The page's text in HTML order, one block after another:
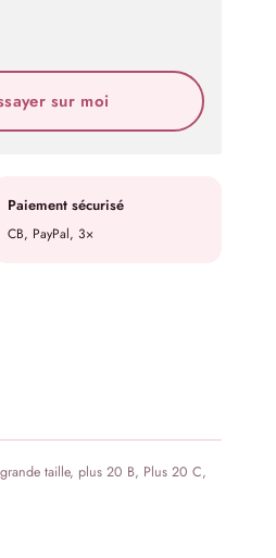
sur moi
Paiement sécurisé
CB, PayPal, 3×
taille, plus 20 B, Plus 20 C,